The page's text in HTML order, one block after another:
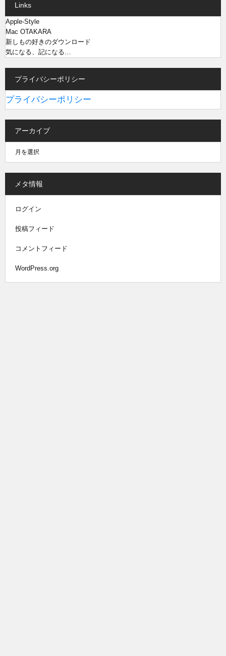
Links
Apple-Style
Mac OTAKARA
新しもの好きのダウンロード
気になる、記になる…
プライバシーポリシー
プライバシーポリシー
アーカイブ
メタ情報
ログイン
投稿フィード
コメントフィード
WordPress.org